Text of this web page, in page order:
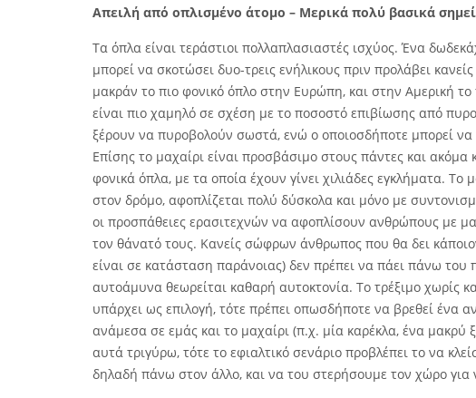
Απειλή από οπλισμένο άτομο – Μερικά πολύ βασικά
Τα όπλα είναι τεράστιοι πολλαπλασιαστές ισχύος. Ένα
μπορεί να σκοτώσει δυο-τρεις ενήλικους πριν προλάβει
μακράν το πιο φονικό όπλο στην Ευρώπη, και στην Αμερική
είναι πιο χαμηλό σε σχέση με το ποσοστό επιβίωσης από
ξέρουν να πυροβολούν σωστά, ενώ ο οποιοσδήποτε μπορεί
Επίσης το μαχαίρι είναι προσβάσιμο στους πάντες και ακόμα
φονικά όπλα, με τα οποία έχουν γίνει χιλιάδες εγκλήματα.
στον δρόμο, αφοπλίζεται πολύ δύσκολα και μόνο με
οι προσπάθειες ερασιτεχνών να αφοπλίσουν ανθρώπους με
τον θάνατό τους. Κανείς σώφρων άνθρωπος που θα δει
είναι σε κατάσταση παράνοιας) δεν πρέπει να πάει πάνω
αυτοάμυνα θεωρείται καθαρή αυτοκτονία. Το τρέξιμο χωρίς
υπάρχει ως επιλογή, τότε πρέπει οπωσδήποτε να βρεθεί ένα
ανάμεσα σε εμάς και το μαχαίρι (π.χ. μία καρέκλα, ένα μακρύ
αυτά τριγύρω, τότε το εφιαλτικό σενάριο προβλέπει το να
δηλαδή πάνω στον άλλο, και να του στερήσουμε τον χώρο για